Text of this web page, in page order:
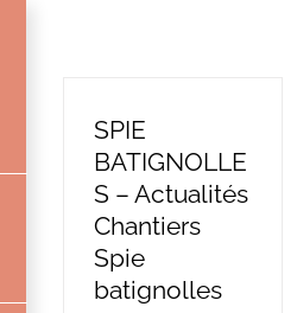
SPIE
BATIGNOLLE
S – Actualités
Chantiers
Spie
batignolles